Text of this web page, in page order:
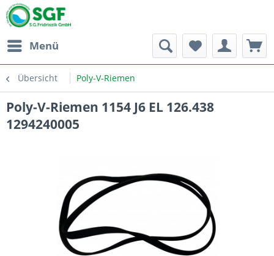
Menü
Übersicht Poly-V-Riemen
Poly-V-Riemen 1154 J6 EL 126.438
1294240005